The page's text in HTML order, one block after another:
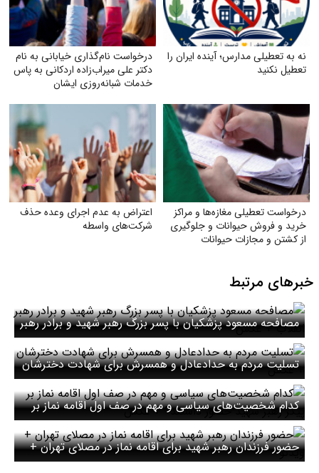
نه به تعطیلی مدارس؛ آینده ایران را
تعطیل نکنید
درخواست نام‌گذاری خیابانی به نام
دکتر علی میراب‌زاده اردکانی به پاس
خدمات شبانه‌روزی ایشان
درخواست تعطیلی مغازه‌ها و مراکز
خرید و فروش حیوانات و جلوگیری
از کشتن و مجازات حیوانات
اعتراض به عدم اجرای وعده حذف
شرکت‌های واسطه
خبرهای مرتبط
مصافحه مسعود پزشکیان با پسر بزرگ رهبر شهید و برادر رهبر
انقلاب + عکس
تسلیت مردم به حدادعادل و همسرش برای شهادت دخترشان
+ عکس
کدام شخصیت‌های سیاسی و مهم در صف اول اقامه نماز بر
پیکر رهبر شهید حضور داشتند؟ + عکس
حضور فرزندان رهبر شهید برای اقامه نماز در مصلای تهران +
ویدئو